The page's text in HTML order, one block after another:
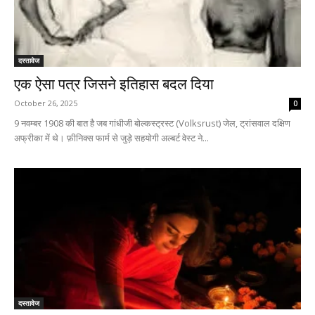
दस्तावेज
एक ऐसा पत्र जिसने इतिहास बदल दिया
October 26, 2025 0
9 नवम्बर 1908 की बात है जब गांधीजी बोल्कस्ट्रस्ट (Volksrust) जेल, ट्रांसवाल दक्षिण
अफ्रीका में थे। फ़ीनिक्स फार्म से जुड़े सहयोगी अल्बर्ट वेस्ट ने...
दस्तावेज